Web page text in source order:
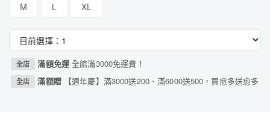
M
L XL
全店 滿額免運全館滿3000免運費！
全店 滿額贈 【週年慶】滿3000送200、滿6000送500，買愈多送愈多